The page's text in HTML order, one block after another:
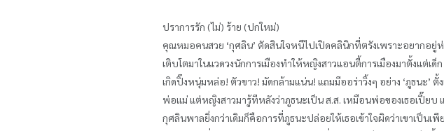
ปราการรัก (ไม่) ร้าย (ปกใหม่)
คุณหมอคนสวย ‘กุศลิน’ ตัดสินใจหนีไปเปิดคลินิกที่ตรังเพราะอยากอยู่
เติบโตมาในแวดวงนักการเมืองทำให้หญิงสาวแอนตี้การเมืองมาตั้งแต่เ
เกิดปิ๊งหนุ่มหล่อ! ตัวขาว! มัดกล้ามแน่น! แถมมีออร่าวิ้งๆ อย่าง ‘ภูธนะ
พ่อแม่ แต่หญิงสาวมารู้ทีหลังว่าภูธนะเป็น ส.ส. เหมือนพ่อของเธอเปี๊ย
กุศลินพาลยิ่งกว่าเดิมก็คือการที่ภูธนะปล่อยให้เธอเข้าใจผิดว่าเขาเป็นเ